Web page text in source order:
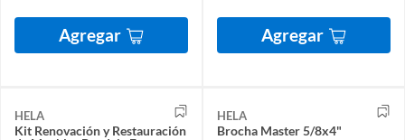
Agregar Agregar
HELA
Kit Renovación y Restauración
HELA
Brocha Master 5/8x4"